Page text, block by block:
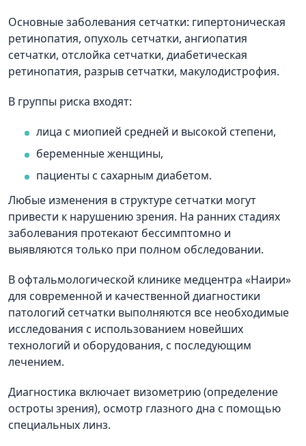
Основные заболевания сетчатки: гипертоническая
ретинопатия, опухоль сетчатки, ангиопатия
сетчатки, отслойка сетчатки, диабетическая
ретинопатия, разрыв сетчатки, макулодистрофия.
В группы риска входят:
лица с миопией средней и высокой степени,
беременные женщины,
пациенты с сахарным диабетом.
Любые изменения в структуре сетчатки могут
привести к нарушению зрения. На ранних стадиях
заболевания протекают бессимптомно и
выявляются только при полном обследовании.
В офтальмологической клинике медцентра «Наири»
для современной и качественной диагностики
патологий сетчатки выполняются все необходимые
исследования с использованием новейших
технологий и оборудования, с последующим
лечением.
Диагностика включает визометрию (определение
остроты зрения), осмотр глазного дна с помощью
специальных линз.